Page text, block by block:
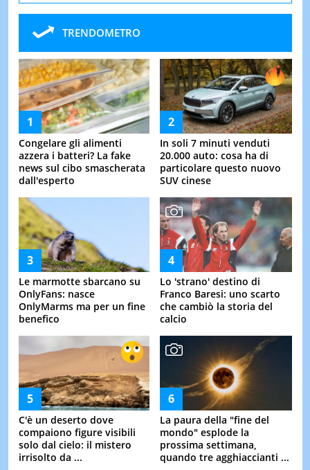
TRENDOMETRO
Congelare gli alimenti
azzera i batteri? La fake
news sul cibo smascherata
dall'esperto
In soli 7 minuti venduti
20.000 auto: cosa ha di
particolare questo nuovo
SUV cinese
Le marmotte sbarcano su
OnlyFans: nasce
OnlyMarms ma per un fine
benefico
Lo 'strano' destino di
Franco Baresi: uno scarto
che cambiò la storia del
calcio
C'è un deserto dove
compaiono figure visibili
solo dal cielo: il mistero
irrisolto da ...
La paura della "fine del
mondo" esplode la
prossima settimana,
quando tre agghiaccianti ...